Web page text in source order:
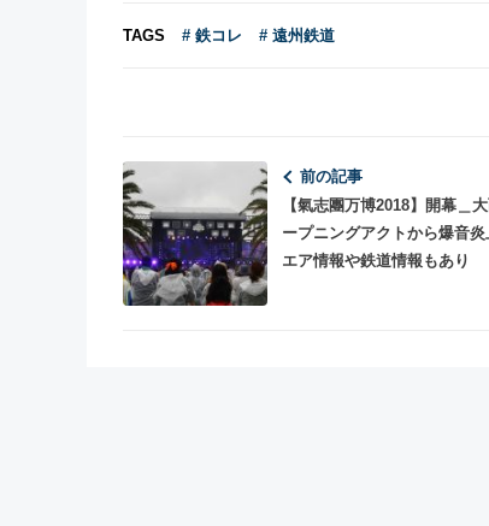
TAGS # 鉄コレ # 遠州鉄道
前の記事
【氣志團万博2018】開幕＿
ープニングアクトから爆音
エア情報や鉄道情報もあり